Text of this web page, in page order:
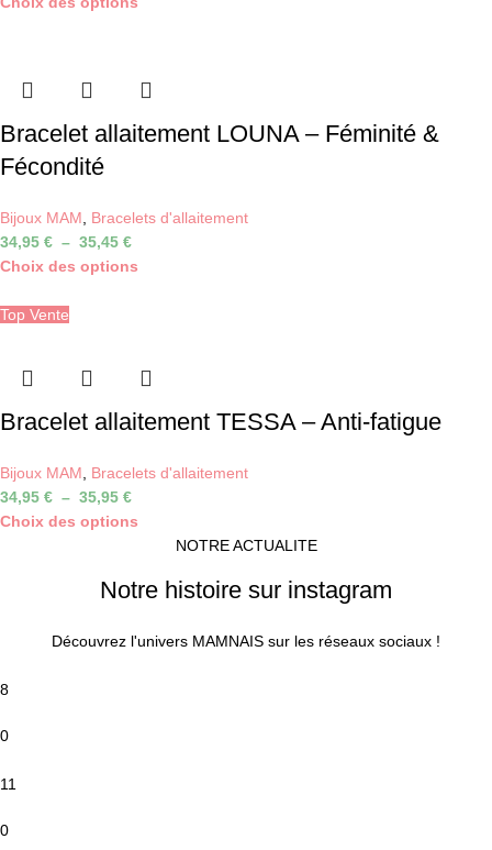
Bracelet allaitement LOUNA – Féminité &
Fécondité
Bijoux MAM, Bracelets d'allaitement
34,95 € – 35,45 €
Choix des options
Top Vente
Bracelet allaitement TESSA – Anti-fatigue
Bijoux MAM, Bracelets d'allaitement
34,95 € – 35,95 €
Choix des options
NOTRE ACTUALITE
Notre histoire sur instagram
Découvrez l'univers MAMNAIS sur les réseaux sociaux !
8
0
11
0